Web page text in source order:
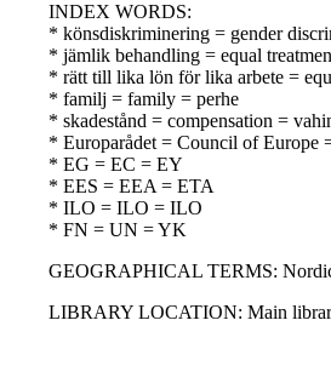
INDEX WORDS:
* könsdiskriminering = gender
* jämlik behandling = equal
* rätt till lika lön för lika arbete =
* familj = family = perhe
* skadestånd = compensation =
* Europarådet = Council of Europe
* EG = EC = EY
* EES = EEA = ETA
* ILO = ILO = ILO
* FN = UN = YK
GEOGRAPHICAL TERMS:
LIBRARY LOCATION: Main